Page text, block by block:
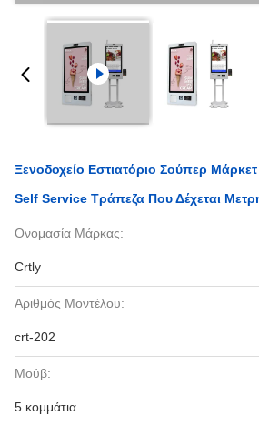
Ξενοδοχείο Εστιατόριο Σούπερ
Self Service Τράπεζα Που Δέχεται
Ονομασία Μάρκας:
Crtly
Αριθμός Μοντέλου:
crt-202
Μούβ:
5 κομμάτια